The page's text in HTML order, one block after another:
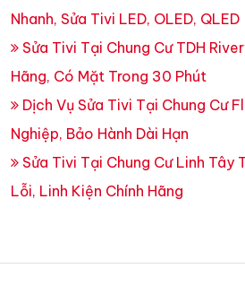
Nhanh, Sửa Tivi LED, OLED, QLED
Sửa Tivi Tại Chung Cư TDH
Hãng, Có Mặt Trong 30 Phút
Dịch Vụ Sửa Tivi Tại Chung Cư
Nghiệp, Bảo Hành Dài Hạn
Sửa Tivi Tại Chung Cư Linh Tây
Lỗi, Linh Kiện Chính Hãng